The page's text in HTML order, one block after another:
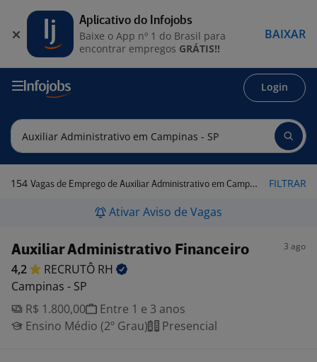
Login
154 Vagas de Emprego de Auxiliar Administrativo em Campinas - SP FILTRAR
Ativar Aviso de Vagas
Auxiliar Administrativo Financeiro 3 ago
4,2 RECRUTÔ RH
Campinas - SP
R$ 1.800,00
Entre 1 e 3 anos
Ensino Médio (2º Grau)
Presencial
Aplicativo do Infojobs
Baixe o App nº 1 do Brasil para
encontrar empregos GRÁTIS!!
BAIXAR